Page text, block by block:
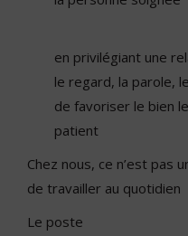
en privilégiant une
le regard, la parole,
de favoriser le bien
patient
Chez nous, ce n’est pas
de travailler au quotidien
Le poste